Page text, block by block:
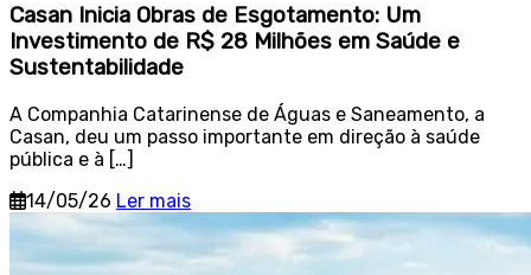
Casan Inicia Obras de Esgotamento: Um
Investimento de R$ 28 Milhões em Saúde e
Sustentabilidade
A Companhia Catarinense de Águas e Saneamento, a
Casan, deu um passo importante em direção à saúde
pública e à […]
14/05/26 Ler mais